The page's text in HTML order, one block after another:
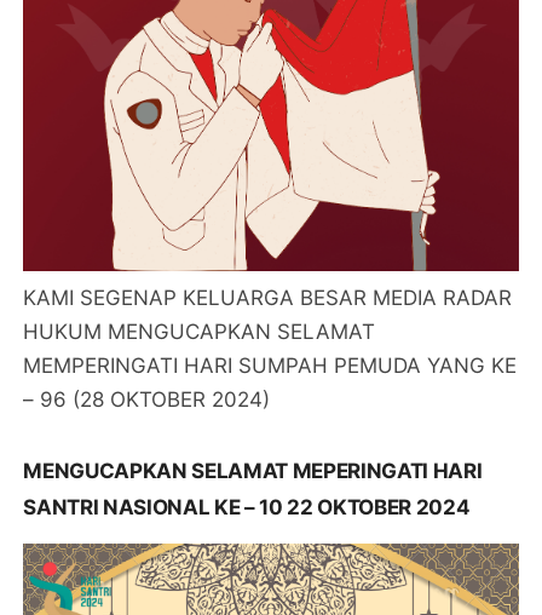
KAMI SEGENAP KELUARGA BESAR MEDIA RADAR
HUKUM MENGUCAPKAN SELAMAT
MEMPERINGATI HARI SUMPAH PEMUDA YANG KE
– 96 (28 OKTOBER 2024)
MENGUCAPKAN SELAMAT MEPERINGATI HARI
SANTRI NASIONAL KE – 10 22 OKTOBER 2024